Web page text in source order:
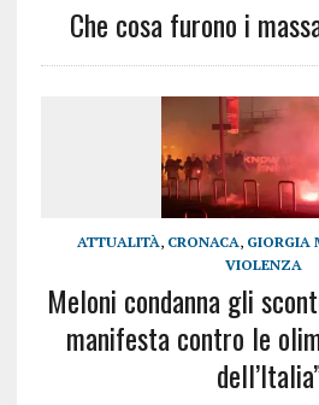
Che cosa furono i
ATTUALITÀ, CRONACA, GIORGIA
VIOLENZA
Meloni condanna gli
manifesta contro le